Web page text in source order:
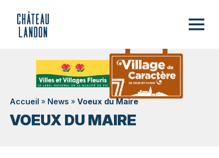
Accueil » News » Voeux du Maire
VOEUX DU MAIRE